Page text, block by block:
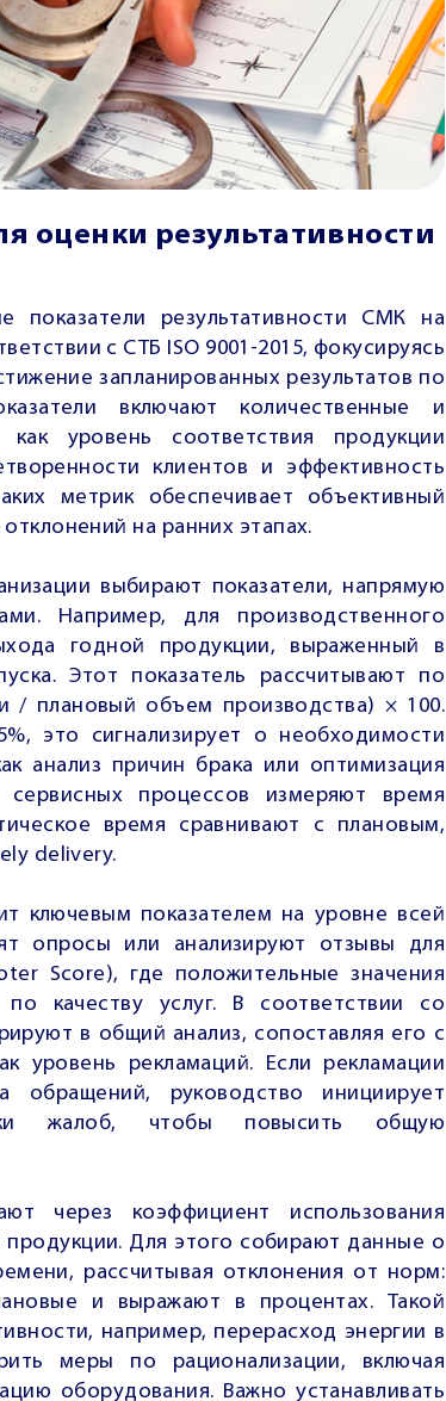
оценки результативности
показатели результативности СМК на
с СТБ ISO 9001-2015, фокусируясь
запланированных результатов по
включают количественные и
как уровень соответствия продукции
клиентов и эффективность
метрик обеспечивает объективный
на ранних этапах.
выбирают показатели, напрямую
Например, для производственного
годной продукции, выраженный в
Этот показатель рассчитывают по
/ плановый объем производства) × 100.
это сигнализирует о необходимости
анализ причин брака или оптимизация
сервисных процессов измеряют время
время сравнивают с плановым,
delivery.
ключевым показателем на уровне всей
опросы или анализируют отзывы для
Score), где положительные значения
качеству услуг. В соответствии со
в общий анализ, сопоставляя его с
уровень рекламаций. Если рекламации
руководство инициирует
жалоб, чтобы повысить общую
через коэффициент использования
Для этого собирают данные о
рассчитывая отклонения от норм:
и выражают в процентах. Такой
например, перерасход энергии в
меры по рационализации, включая
оборудования. Важно устанавливать